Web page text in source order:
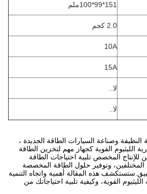
151*99*100ملم
2.0 كجم
10A
15A
لا..
لا..
النظيفة وصناعة السيارات الطاقة الجديدة ،
الليثيوم القوية كجهاز مهم لتخزين الطاقة
للإنتاج المخصص تلبية احتياجات الطاقة
المختلفين، وتوفير حلول الطاقة المخصصة
هذه المقالة أهمية واتجاه التنمية
القوية، وكيفية تلبية احتياجاتك من